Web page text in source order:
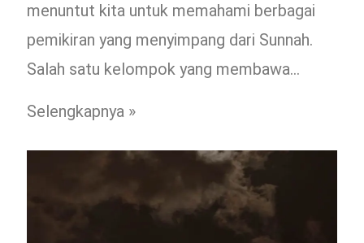
menuntut kita untuk memahami berbagai
pemikiran yang menyimpang dari Sunnah.
Salah satu kelompok yang membawa…
Selengkapnya »